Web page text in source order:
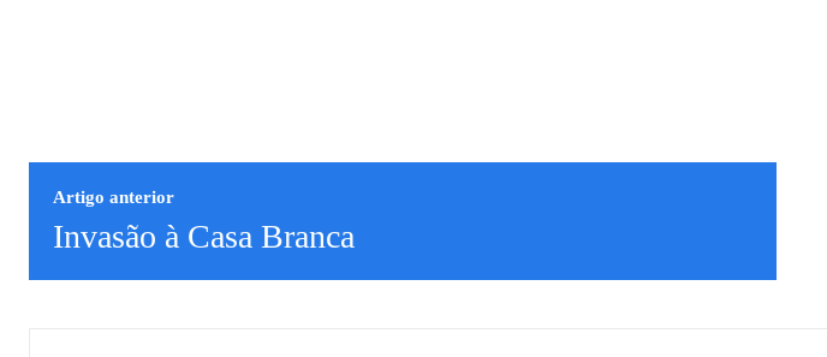
Artigo anterior
Invasão à Casa Branca